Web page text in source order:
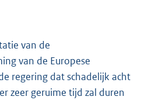
van de
van de Europese
regering dat schadelijk acht
zeer geruime tijd zal duren